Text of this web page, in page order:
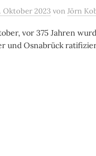
Oktober 2023 von Jörn
vor 375 Jahren
und Osnabrück